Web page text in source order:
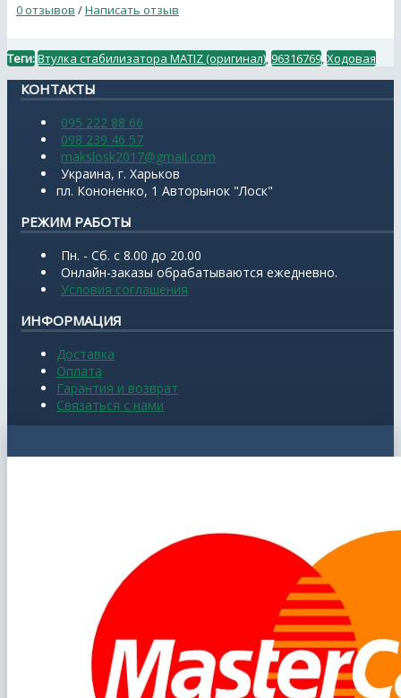
0 отзывов /Написать отзыв
Теги:Втулка стабилизатора MATIZ (оригинал) 96316769 Ходовая
КОНТАКТЫ
095 222 88 66
098 239 46 57
makslosk2017@gmail.com
Украина, г. Харьков
пл. Кононенко, 1 Авторынок "Лоск"
РЕЖИМ РАБОТЫ
Пн. - Сб. с 8.00 до 20.00
Онлайн-заказы обрабатываются ежедневно.
Условия соглашения
ИНФОРМАЦИЯ
Доставка
Оплата
Гарантия и возврат
Связаться с нами